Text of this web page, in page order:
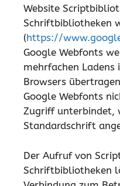
Website
Schriftbibliotheken
(https://
Google Webfonts
mehrfachen Ladens
Browsers
Google Webfonts
Zugriff unterbindet,
Standardschrift
Der Aufruf von
Schriftbibliotheken